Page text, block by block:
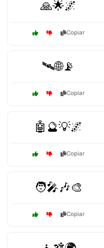
🙏🌟🌌
Copiar
🛰️🌐📡
Copiar
🤖🔮💡🌌
Copiar
🧑‍🎤🎶🎨
Copiar